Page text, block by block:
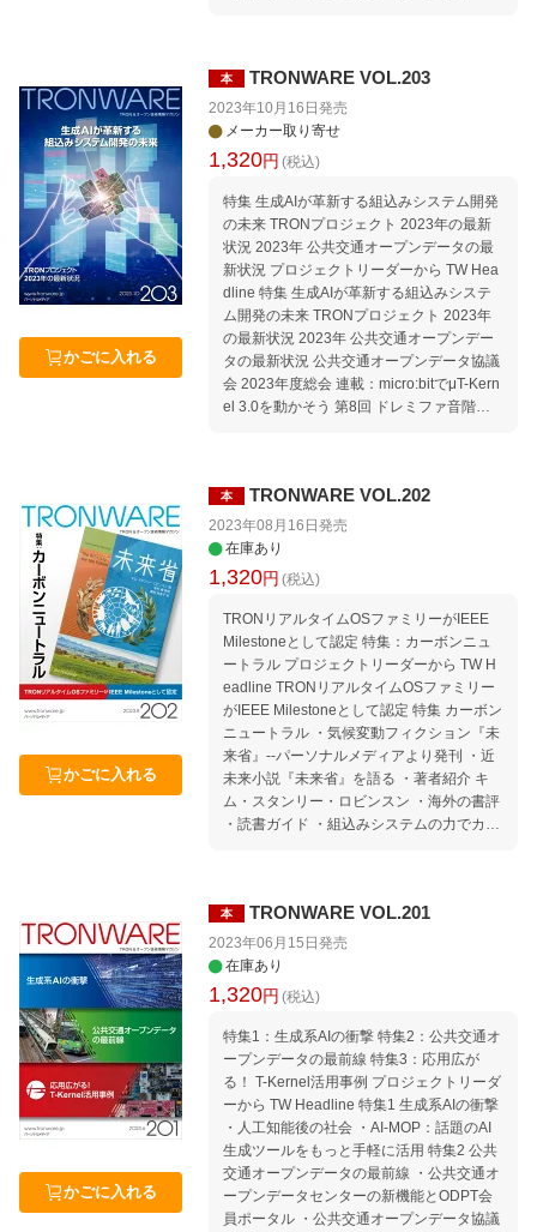
｜セミナースケジュール 2024年2月〜5月
Center 公共交通オープンデータ協議会に入
会しよう! Movement｜TRONから見たコン
ピュータ業界の動向 Media｜TRONに関す
「記事ucode」の使い方
ハウを活かしたIoTソリューション（住友電
設株式会社） ・TRONの生んだ製品群と今
後の展開（パーソナルメディア株式会社）
・組込み開発のスペシャリスト！開発パー
トナー“株式会社アビリカ”のご紹介（明光
電子株式会社） ・空間情報プラットフォー
ムを用いた社会課題の解決（株式会社パス
コ） ・「ココシル」〜地方創生デジタルプ
ラットフォーム〜（ユーシーテクノロジ株
式会社） ・IoT研究のリーディングカンパ
ニー（YRPユビキタス・ネットワーキング
研究所） 大和ハウス工業 スマートロジステ
ィクス オープンデータチャレンジ 表彰式
主要マイコンメーカー4社と共同で実施！
世界標準リアルタイムOSによる「TRONプ
情報｜セミナースケジュール 2023年12
＆ Ubiquitous ID Center 公共交通オープン
データ協議会に入会しよう! Movement｜T
RONから見たコンピュータ業界の動向 Med
事ucode」の使い方
かごに入れる
本 TRONWARE VOL.203
2023年10月16日 発売
メーカー取り寄せ
1,320円 (税込)
特集 生成AIが革新する組込みシステム開発
の未来 TRONプロジェクト 2023年の最新
状況 2023年 公共交通オープンデータの最
新状況 プロジェクトリーダーから TW Hea
dline 特集 生成AIが革新する組込みシステ
ム開発の未来 TRONプロジェクト 2023年
の最新状況 2023年 公共交通オープンデー
タの最新状況 公共交通オープンデータ協議
会 2023年度総会 連載：micro:bitでμT-Kern
el 3.0を動かそう 第8回 ドレミファ音階の
報｜セミナースケジュール 2023年10月〜2
024年1月 Welcome to TRON Forum ＆ Ubi
quitous ID Center 公共交通オープンデータ
協議会に入会しよう! Movement｜TRONか
ら見たコンピュータ業界の動向 Media｜TR
ONに関する報道 TIVAC Information 編集後
記 本誌「記事ucode」の使い方
かごに入れる
本 TRONWARE VOL.202
2023年08月16日 発売
在庫あり
1,320円 (税込)
TRONリアルタイムOSファミリーがIEEE
Milestoneとして認定 特集：カーボンニュ
ートラル プロジェクトリーダーから TW H
eadline TRONリアルタイムOSファミリー
がIEEE Milestoneとして認定 特集 カーボン
ニュートラル ・気候変動フィクション『未
来省』--パーソナルメディアより発刊 ・近
未来小説『未来省』を語る ・著者紹介 キ
ム・スタンリー・ロビンスン ・海外の書評
・読書ガイド ・組込みシステムの力でカー
Kernel 3.0でIoTエッジノードを作ろう 第8
回 センサーノードの完成 セミナー情報｜セ
ミナースケジュール 2023年8月〜11月 Wel
come to TRON Forum ＆ Ubiquitous ID Ce
nter 公共交通オープンデータ協議会に入会
しよう! Movement｜TRONから見たコンピ
ュータ業界の動向 Media｜TRONに関する
報道 TIVAC Information 編集後記 本誌「記
事ucode」の使い方
かごに入れる
本 TRONWARE VOL.201
2023年06月15日 発売
在庫あり
1,320円 (税込)
特集1：生成系AIの衝撃 特集2：公共交通オ
ープンデータの最前線 特集3：応用広が
る！ T-Kernel活用事例 プロジェクトリーダ
ーから TW Headline 特集1 生成系AIの衝撃
・人工知能後の社会 ・AI-MOP：話題のAI
生成ツールをもっと手軽に活用 特集2 公共
交通オープンデータの最前線 ・公共交通オ
ープンデータセンターの新機能とODPT会
員ポータル ・公共交通オープンデータ協議